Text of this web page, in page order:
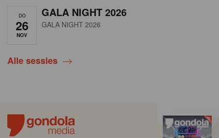
DO
26
NOV
GALA NIGHT 2026
GALA NIGHT 2026
Alle sessies